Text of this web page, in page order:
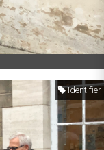
Identifier